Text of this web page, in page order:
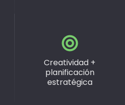
Creatividad +
planificación
estratégica